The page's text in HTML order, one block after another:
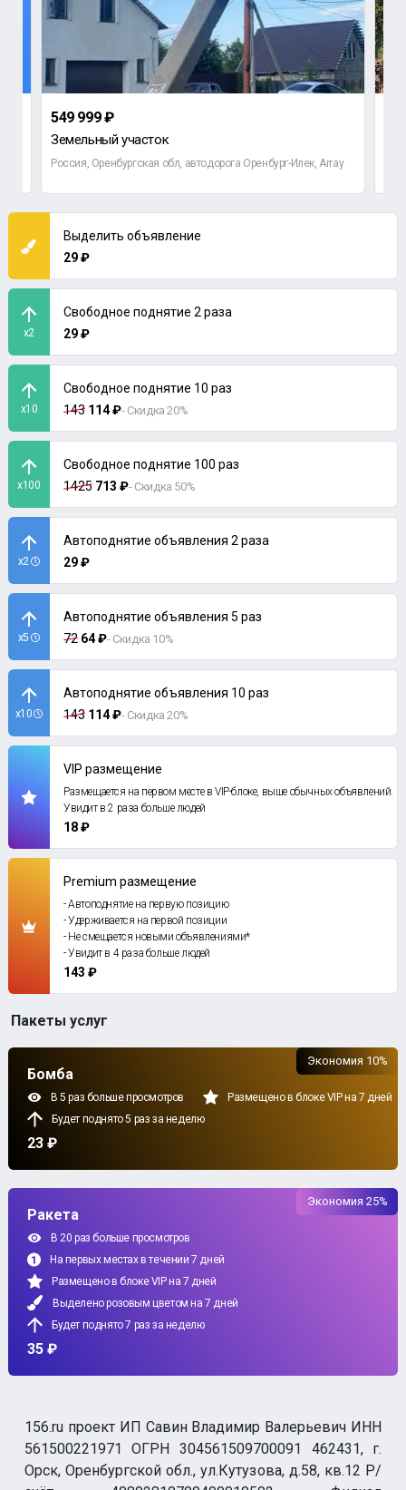
549 999 ₽
Земельный участок
Россия, Оренбургская обл, автодорога Оренбург-Илек, Array
Выделить объявление
29 ₽
x2
Свободное поднятие 2 раза
29 ₽
x10
Свободное поднятие 10 раз
143 114 ₽- Скидка 20%
x100
Свободное поднятие 100 раз
1425 713 ₽- Скидка 50%
x2
Автоподнятие объявления 2 раза
29 ₽
x5
Автоподнятие объявления 5 раз
72 64 ₽- Скидка 10%
x10
Автоподнятие объявления 10 раз
143 114 ₽- Скидка 20%
VIP размещение
Размещается на первом месте в VIP-блоке, выше обычных объявлений.
Увидит в 2 раза больше людей
18 ₽
Premium размещение
- Автоподнятие на первую позицию
- Удерживается на первой позиции
- Не смещается новыми объявлениями*
- Увидит в 4 раза больше людей
143 ₽
Пакеты услуг
Бомба
В 5 раз больше просмотров
Размещено в блоке VIP на 7 дней
Будет поднято 5 раз за неделю
23 ₽
Экономия 10%
Ракета
В 20 раз больше просмотров
На первых местах в течении 7 дней
Размещено в блоке VIP на 7 дней
Выделено розовым цветом на 7 дней
Будет поднято 7 раз за неделю
35 ₽
Экономия 25%
156.ru проект ИП Савин Владимир Валерьевич ИНН
561500221971 ОГРН 304561509700091 462431, г.
Орск, Оренбургской обл., ул.Кутузова, д.58, кв.12 Р/